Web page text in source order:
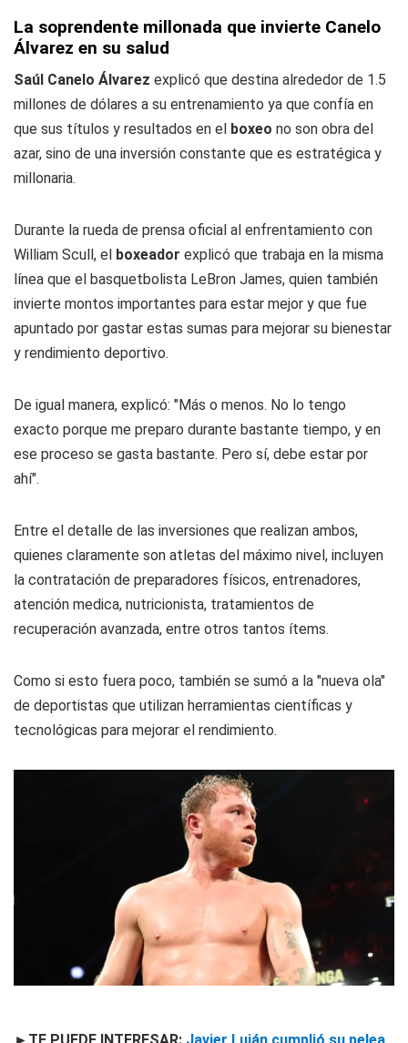
La soprendente millonada que invierte Canelo
Álvarez en su salud
Saúl Canelo Álvarez explicó que destina alrededor de 1.5
millones de dólares a su entrenamiento ya que confía en
que sus títulos y resultados en el boxeo no son obra del
azar, sino de una inversión constante que es estratégica y
millonaria.
Durante la rueda de prensa oficial al enfrentamiento con
William Scull, el boxeador explicó que trabaja en la misma
línea que el basquetbolista LeBron James, quien también
invierte montos importantes para estar mejor y que fue
apuntado por gastar estas sumas para mejorar su bienestar
y rendimiento deportivo.
De igual manera, explicó: "Más o menos. No lo tengo
exacto porque me preparo durante bastante tiempo, y en
ese proceso se gasta bastante. Pero sí, debe estar por
ahí".
Entre el detalle de las inversiones que realizan ambos,
quienes claramente son atletas del máximo nivel, incluyen
la contratación de preparadores físicos, entrenadores,
atención medica, nutricionista, tratamientos de
recuperación avanzada, entre otros tantos ítems.
Como si esto fuera poco, también se sumó a la "nueva ola"
de deportistas que utilizan herramientas científicas y
tecnológicas para mejorar el rendimiento.
►TE PUEDE INTERESAR: Javier Luján cumplió su pelea